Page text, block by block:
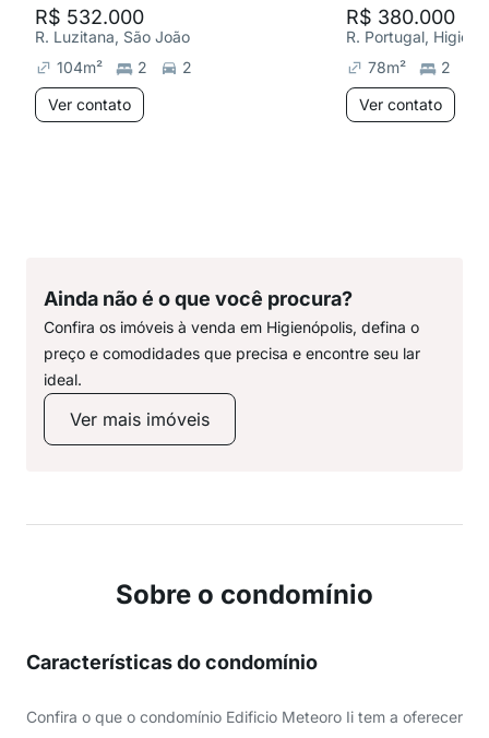
R$ 532.000
R. Luzitana, São João
104m² 2
2
Ver contato
R$ 380.000
R. Portugal,
78m²
2
Ver contato
Ainda não é o que você procura?
Confira os imóveis à venda em Higienópolis, defina o
preço e comodidades que precisa e encontre seu lar
ideal.
Ver mais imóveis
Sobre o condomínio
Características do condomínio
Confira o que o condomínio Edificio Meteoro Ii tem a oferecer